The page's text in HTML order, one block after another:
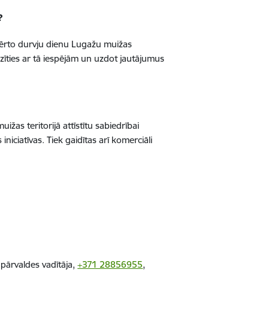
durvju dienu Lugažu muižas
ar tā iespējām un uzdot jautājumus
teritorijā attīstītu sabiedrībai
Tiek gaidītas arī komerciāli
vadītāja,+371 28856955,